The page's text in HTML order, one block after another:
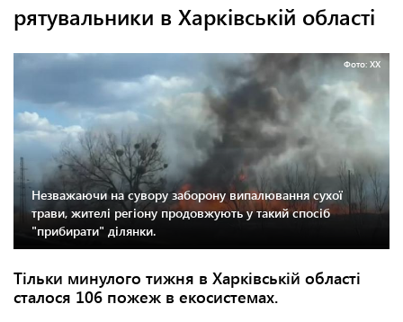
рятувальники в Харківській області
Фото: ХХ
Незважаючи на сувору заборону випалювання сухої
трави, жителі регіону продовжують у такий спосіб
"прибирати" ділянки.
Тільки минулого тижня в Харківській області
сталося 106 пожеж в екосистемах.